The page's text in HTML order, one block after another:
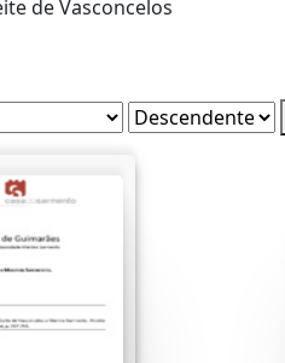
de Vasconcelos